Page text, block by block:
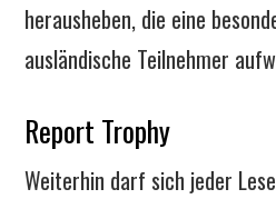
herausheben, die eine
ausländische Teilnehmer
Report Trophy
Weiterhin darf sich jeder